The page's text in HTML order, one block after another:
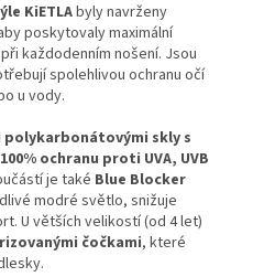
KiETLAbyly navrženy
poskytovaly maximální
každodenním nošení. Jsou
spolehlivou ochranu očí
u vody.
skly s
100% ochranu proti UVA, UVB
je také Blue Blocker
modré světlo, snižuje
U větších velikostí (od 4 let)
čočkami, které